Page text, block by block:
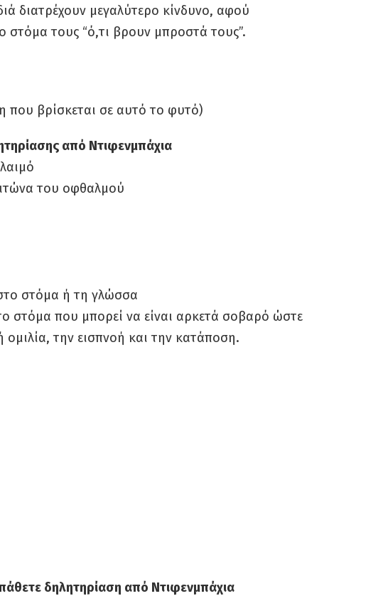
διατρέχουν μεγαλύτερο κίνδυνο, αφού
στόμα τους “ό,τι βρουν μπροστά τους”.
που βρίσκεται σε αυτό το φυτό)
από Ντιφενμπάχια
του οφθαλμού
στόμα ή τη γλώσσα
στόμα που μπορεί να είναι αρκετά σοβαρό ώστε
ομιλία, την εισπνοή και την κατάποση.
δηλητηρίαση από Ντιφενμπάχια